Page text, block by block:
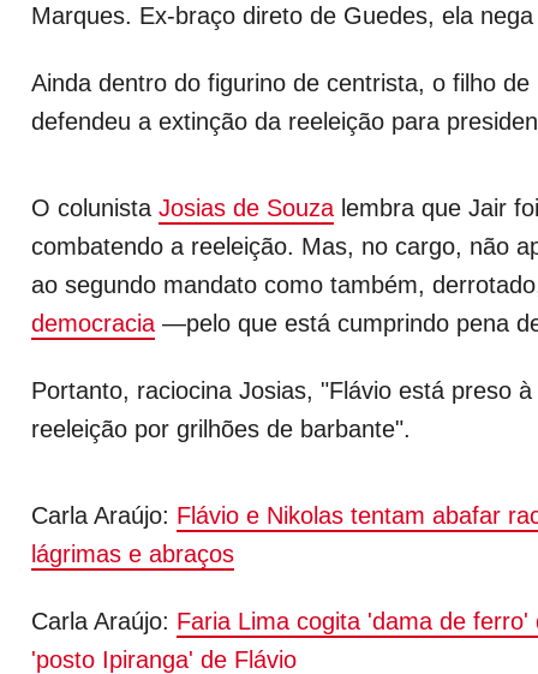
Marques. Ex-braço direto de Guedes, ela
Ainda dentro do figurino de centrista, o filho
defendeu a extinção da reeleição para
O colunista Josias de Souza lembra que Jair
combatendo a reeleição. Mas, no cargo, não
ao segundo mandato como também,
democracia —pelo que está cumprindo pena
Portanto, raciocina Josias, "Flávio está preso
reeleição por grilhões de barbante".
Carla Araújo: Flávio e Nikolas tentam abafar
lágrimas e abraços
Carla Araújo: Faria Lima cogita 'dama de ferro'
'posto Ipiranga' de Flávio